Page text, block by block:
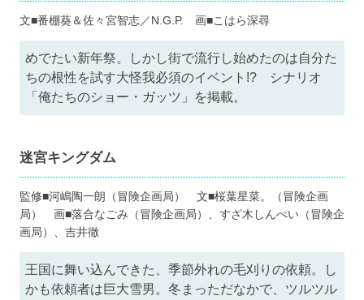
文■番棚葵＆佐々宮智志／N.G.P. 画■こはら深尋
めでたい新年祭。しかし街で流行し始めたのは自分た
ちの根性を試す大怪我必須のイベント!? シナリオ
「俺たちのショー・ガッツ」を掲載。
迷宮キングダム
監修■河嶋陶一朗（冒険企画局） 文■桜葉星菜。（冒険企画
局） 画■落合なごみ（冒険企画局）、すざ木しんぺい（冒険企
画局）、吉井徹
王国に舞い込んできた、季節外れの毛刈りの依頼。し
かも依頼者は巨大雪男。冬まっただなかで、ツルツル